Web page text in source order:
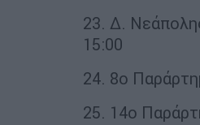
23. Δ.
15:00
24. 8ο
25. 14ο